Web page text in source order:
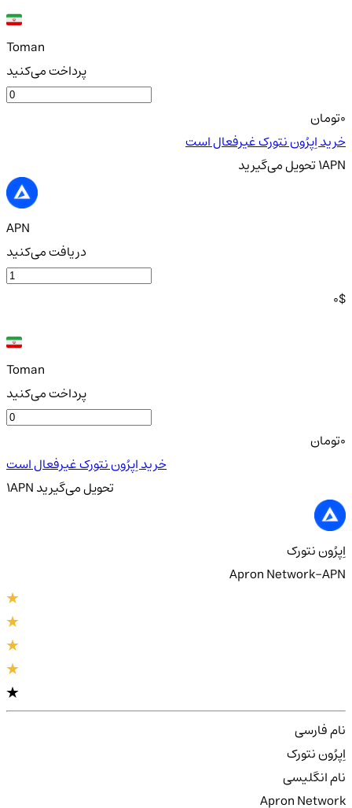
Toman
پرداخت می‌کنید
تومان
خرید اِپرُون نتورک غیرفعال است
1APNتحویلمی‌گیرید
APN
دریافت می‌کنید
0$
Toman
پرداخت می‌کنید
تومان
خرید اِپرُون نتورک غیرفعال است
1APN تحویلمی‌گیرید
اِپرُون نتورک
Apron Network-APN
نام فارسی
اِپرُون نتورک
نام انگلیسی
Apron Network